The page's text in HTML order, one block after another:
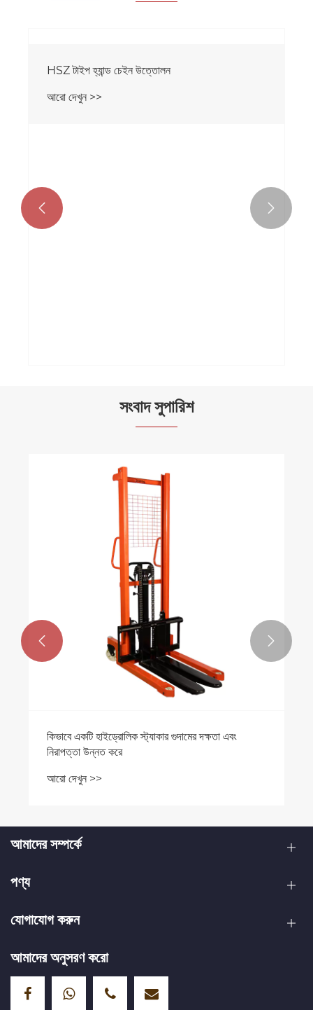
 
সংবাদ সুপারিশ
কিভাবে একটি হাইড্রোলিক স্ট্যাকার গুদামের দক্ষতা এবং
নিরাপত্তা উন্নত করে
আরো দেখুন >>
 
আমাদের সম্পর্কে
পণ্য
যোগাযোগ করুন
আমাদের অনুসরণ করো